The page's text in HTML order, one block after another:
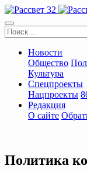
Новости
Общество
Культура
Спецпроекты
Нацпроекты
Редакция
О сайте
Политика